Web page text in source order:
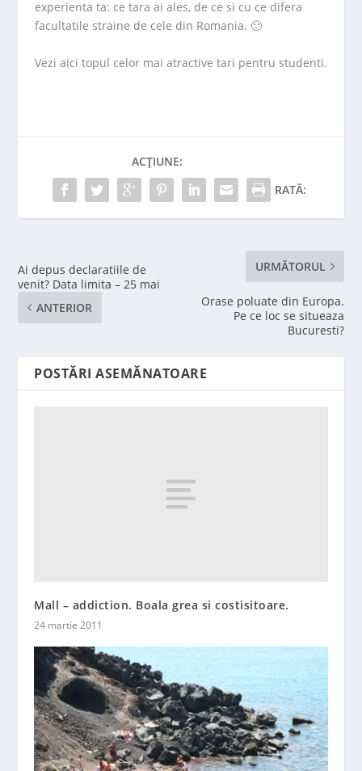
experienta ta: ce tara ai ales, de ce si cu ce difera
facultatile straine de cele din Romania. 🙂
Vezi aici topul celor mai atractive tari pentru studenti.
ACȚIUNE:
RATĂ:
Ai depus declaratiile de
venit? Data limita – 25 mai
ANTERIOR
URMĂTORUL
Orase poluate din Europa.
Pe ce loc se situeaza
Bucuresti?
POSTĂRI ASEMĂNATOARE
Mall – addiction. Boala grea si costisitoare.
24 martie 2011